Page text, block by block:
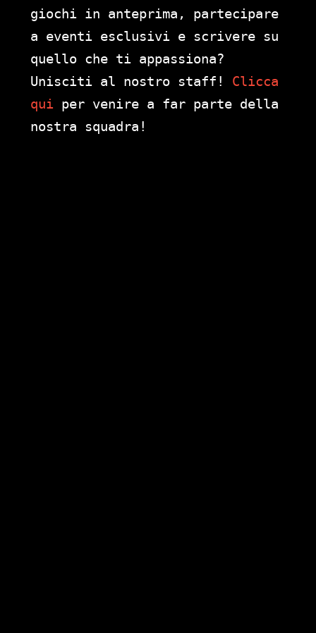
giochi in anteprima, partecipare
a eventi esclusivi e scrivere su
quello che ti appassiona?
Unisciti al nostro staff! Clicca
qui per venire a far parte della
nostra squadra!